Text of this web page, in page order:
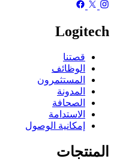
Logitech
قصتنا
الوظائف
المستثمرون
المدونة
الصحافة
الاستدامة
إمكانية الوصول
المنتجات